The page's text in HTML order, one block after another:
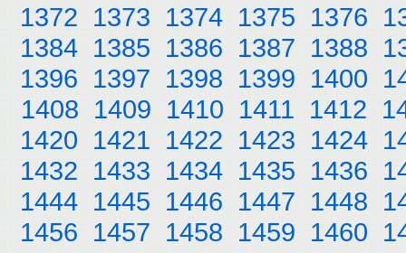
1372 1373 1374 1375 1376
1384 1385 1386 1387 1388
1396 1397 1398 1399 1400
1408 1409 1410 1411 1412
1420 1421 1422 1423 1424
1432 1433 1434 1435 1436
1444 1445 1446 1447 1448
1456 1457 1458 1459 1460